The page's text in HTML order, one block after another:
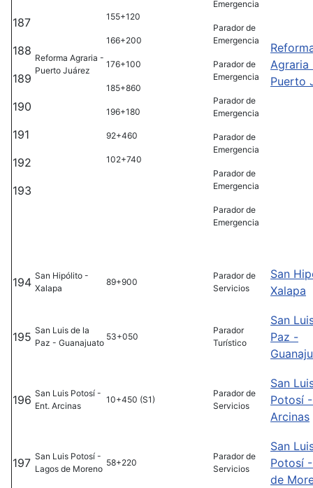
187
188
189
190
191
192
193
Reforma Agraria -
Puerto Juárez
155+120
166+200
176+100
185+860
196+180
92+460
102+740
Emergencia
Parador de
Emergencia
Parador de
Emergencia
Parador de
Emergencia
Parador de
Emergencia
Parador de
Emergencia
Parador de
Emergencia
Agraria
Puerto
194 San Hipólito -
Xalapa
89+900
Parador de
Servicios
San
Xalapa
195 San Luis de la
Paz - Guanajuato
53+050
Parador
Turístico
San
Paz -
196 San Luis Potosí -
Ent. Arcinas
10+450 (S1)
Parador de
Servicios
San
Potosí
Arcinas
197 San Luis Potosí -
Lagos de Moreno
58+220
Parador de
Servicios
San
Potosí
de